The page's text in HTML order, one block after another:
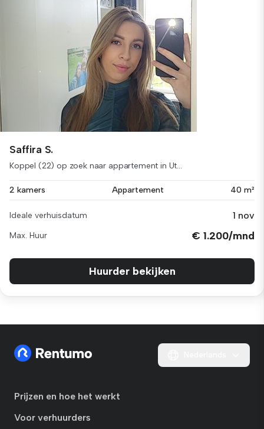
Saffira S.
Koppel (22) op zoek naar appartement in Ut...
2 kamers Appartement 40 m²
Ideale verhuisdatum 1 nov
Max. Huur € 1.200/mnd
Huurder bekijken
Prijzen en hoe het werkt
Voor verhuurders